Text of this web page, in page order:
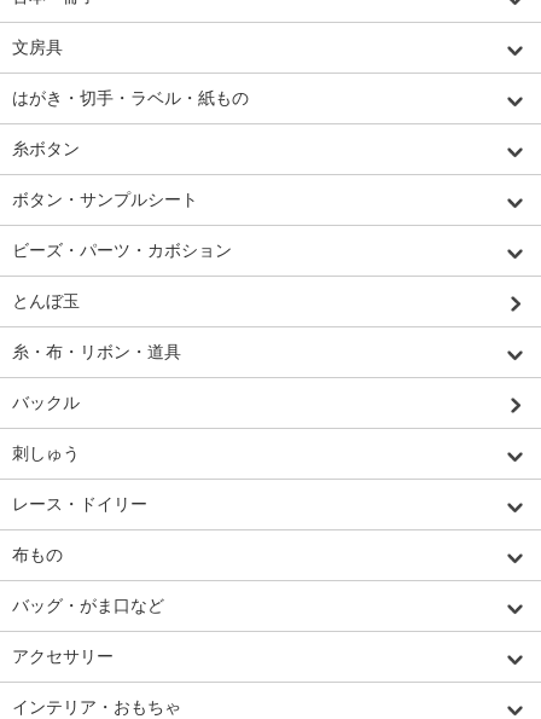
文房具
はがき・切手・ラベル・紙もの
糸ボタン
ボタン・サンプルシート
ビーズ・パーツ・カボション
とんぼ玉
糸・布・リボン・道具
バックル
刺しゅう
レース・ドイリー
布もの
バッグ・がま口など
アクセサリー
インテリア・おもちゃ